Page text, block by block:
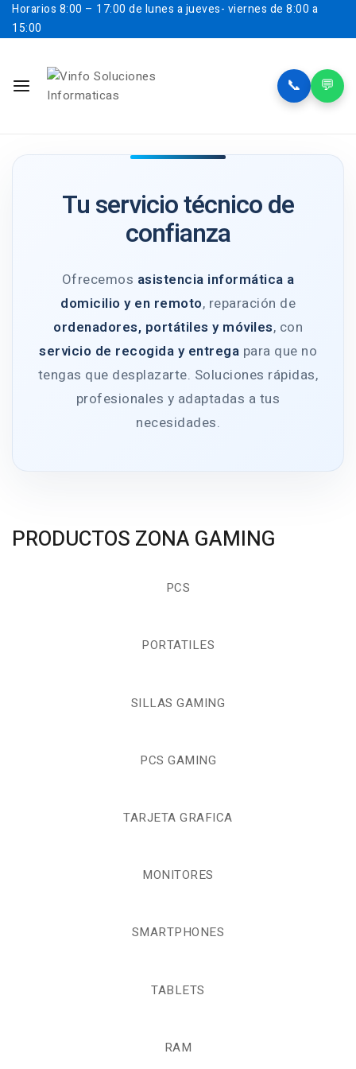
Horarios 8:00 – 17:00 de lunes a jueves- viernes de 8:00 a
15:00
📞 💬
Tu servicio técnico de
confianza
Ofrecemos asistencia informática a
domicilio y en remoto, reparación de
ordenadores, portátiles y móviles, con
servicio de recogida y entrega para que no
tengas que desplazarte. Soluciones rápidas,
profesionales y adaptadas a tus
necesidades.
PRODUCTOS ZONA GAMING
PCS
PORTATILES
SILLAS GAMING
PCS GAMING
TARJETA GRAFICA
MONITORES
SMARTPHONES
TABLETS
RAM